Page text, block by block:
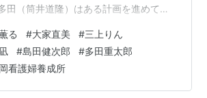
田（筒井道隆）はある計画を進めてい
濃密な話である。セツは本当の意味で
したのだが、それが本当に良い事なの
ない。ただ大家直美は自分の仕事の意
間違いない。 大家直美「人を助けた
る #大家直美 #三上りん
#島田健次郎 #多田重太郎
看護婦養成所